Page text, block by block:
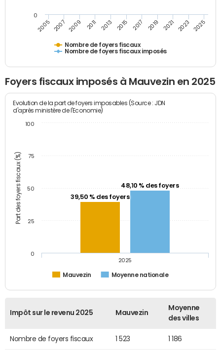
Nombre de foyers fiscaux
Nombre de foyers fiscaux imposés
2005 2007 2009 2011 2013 2015 2017 2019 2021 2023 2025
0
Foyers fiscaux imposés à Mauvezin en 2025
Part des foyers fiscaux (%)
Evolution de la part de foyers imposables (Source : JDN
d'après ministère de l'Economie)
39,50 % des foyers
48,10 % des foyers
Mauvezin Moyenne nationale
2025
0
25
50
75
100
Impôt sur le revenu 2025 Mauvezin
Moyenne
des villes
Nombre de foyers fiscaux 1 523 1 186